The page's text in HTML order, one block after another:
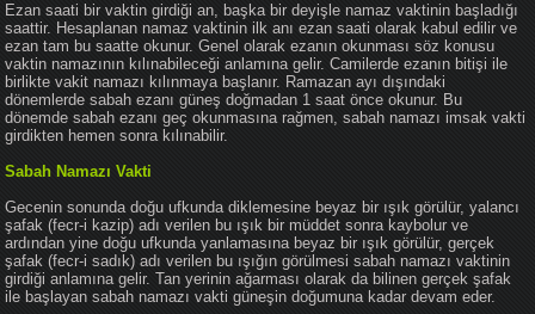
Ezan saati bir vaktin girdiği an, başka bir deyişle namaz vaktinin başladığı
saattir. Hesaplanan namaz vaktinin ilk anı ezan saati olarak kabul edilir ve
ezan tam bu saatte okunur. Genel olarak ezanın okunması söz konusu
vaktin namazının kılınabileceği anlamına gelir. Camilerde ezanın bitişi ile
birlikte vakit namazı kılınmaya başlanır. Ramazan ayı dışındaki
dönemlerde sabah ezanı güneş doğmadan 1 saat önce okunur. Bu
dönemde sabah ezanı geç okunmasına rağmen, sabah namazı imsak vakti
girdikten hemen sonra kılınabilir.
Sabah Namazı Vakti
Gecenin sonunda doğu ufkunda diklemesine beyaz bir ışık görülür, yalancı
şafak (fecr-i kazip) adı verilen bu ışık bir müddet sonra kaybolur ve
ardından yine doğu ufkunda yanlamasına beyaz bir ışık görülür, gerçek
şafak (fecr-i sadık) adı verilen bu ışığın görülmesi sabah namazı vaktinin
girdiği anlamına gelir. Tan yerinin ağarması olarak da bilinen gerçek şafak
ile başlayan sabah namazı vakti güneşin doğumuna kadar devam eder.